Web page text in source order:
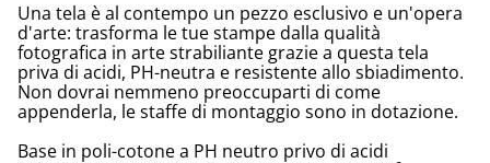
Una tela è al contempo un pezzo esclusivo e un'opera
d'arte: trasforma le tue stampe dalla qualità
fotografica in arte strabiliante grazie a questa tela
priva di acidi, PH-neutra e resistente allo sbiadimento.
Non dovrai nemmeno preoccuparti di come
appenderla, le staffe di montaggio sono in dotazione.
Base in poli-cotone a PH neutro privo di acidi